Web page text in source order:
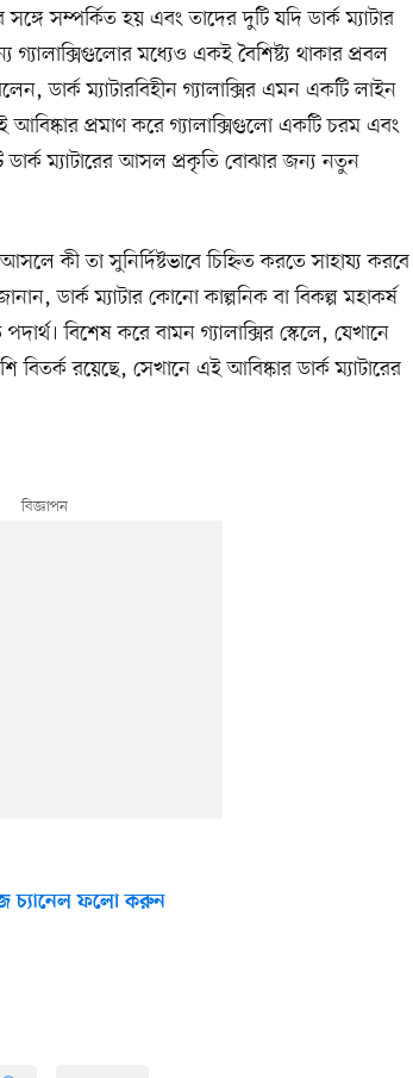
সম্পর্কিত হয় এবং তাদের দুটি যদি ডার্ক ম্যাটার
মধ্যেও একই বৈশিষ্ট্য থাকার প্রবল
ডার্ক ম্যাটারবিহীন গ্যালাক্সির এমন একটি লাইন
প্রমাণ করে গ্যালাক্সিগুলো একটি চরম এবং
ডার্ক ম্যাটারের আসল প্রকৃতি বোঝার জন্য নতুন
কী তা সুনির্দিষ্টভাবে চিহ্নিত করতে সাহায্য করবে
ডার্ক ম্যাটার কোনো কাল্পনিক বা বিকল্প মহাকর্ষ
বিশেষ করে বামন গ্যালাক্সির স্কেলে, যেখানে
বিতর্ক রয়েছে, সেখানে এই আবিষ্কার ডার্ক ম্যাটারের
চ্যানেল ফলো করুন